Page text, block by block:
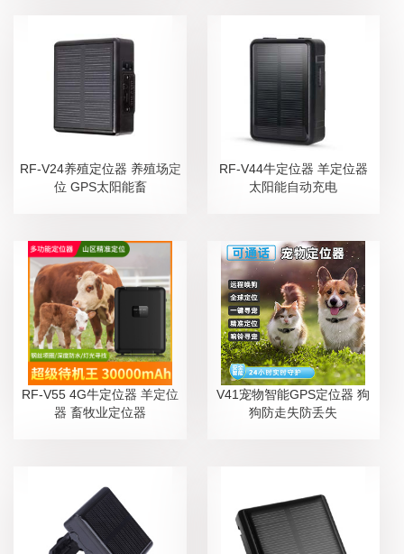
RF-V24养殖定位器 养殖场定
位 GPS太阳能畜
RF-V44牛定位器 羊定位器
太阳能自动充电
RF-V55 4G牛定位器 羊定位
器 畜牧业定位器
V41宠物智能GPS定位器 狗
狗防走失防丢失